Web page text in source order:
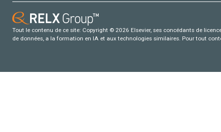
Tout le contenu de ce site: Copyright © 2026 Elsevier, ses concédants de
de données, a la formation en IA et aux technologies similaires. Pour tout